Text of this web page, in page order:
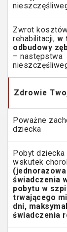
Zwrot
rehabilitacji, w
odbudowy
– następstwa
Zdrowie
Poważne
dziecka
Pobyt
wskutek
(jednorazowa
świadczenia
pobytu w
trwającego
dni,
świadczenia